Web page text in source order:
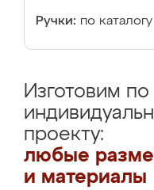
Ручки: по каталогу
Изготовим по
проекту:
любые
и материалы